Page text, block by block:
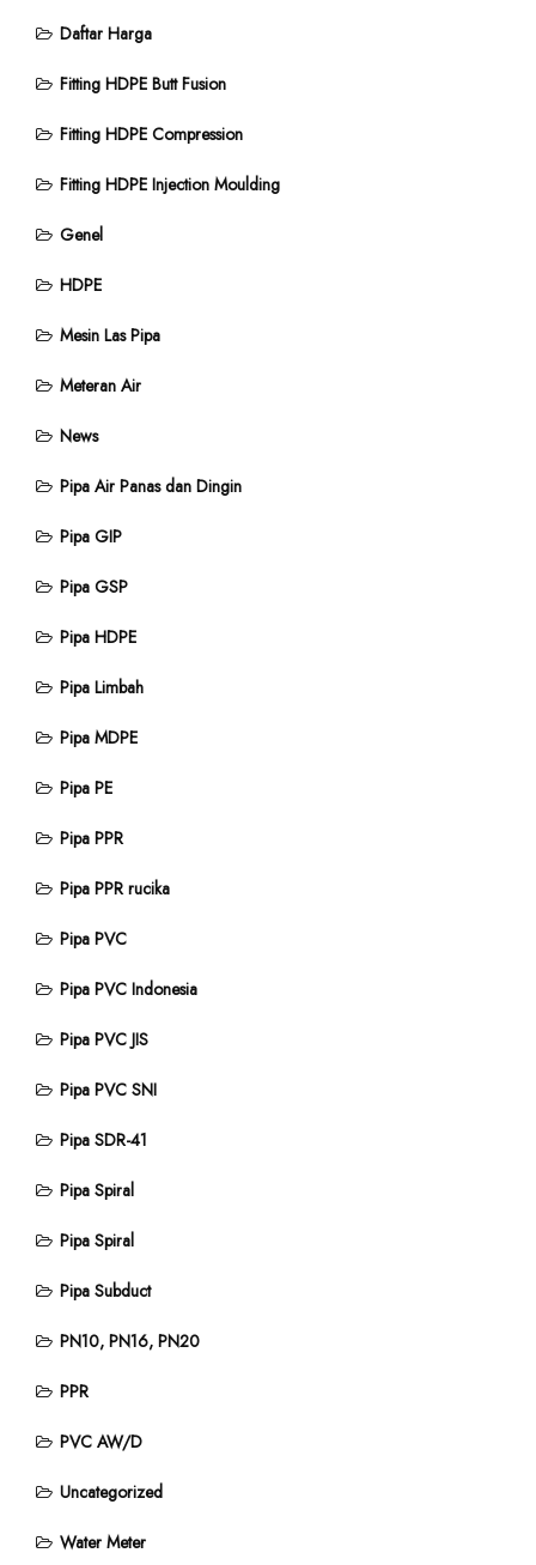
Daftar Harga
Fitting HDPE Butt Fusion
Fitting HDPE Compression
Fitting HDPE Injection Moulding
Genel
HDPE
Mesin Las Pipa
Meteran Air
News
Pipa Air Panas dan Dingin
Pipa GIP
Pipa GSP
Pipa HDPE
Pipa Limbah
Pipa MDPE
Pipa PE
Pipa PPR
Pipa PPR rucika
Pipa PVC
Pipa PVC Indonesia
Pipa PVC JIS
Pipa PVC SNI
Pipa SDR-41
Pipa Spiral
Pipa Spiral
Pipa Subduct
PN10, PN16, PN20
PPR
PVC AW/D
Uncategorized
Water Meter